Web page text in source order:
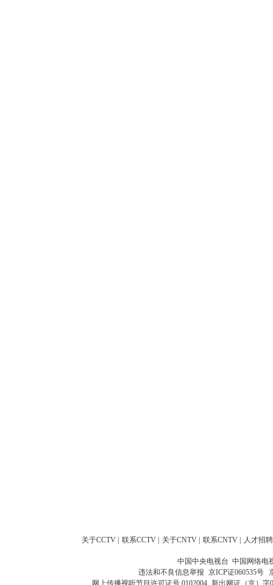
关于CCTV 联系CCTV 关于CNTV 联系CNTV 人才招聘
中国中央电视台 中国网络电
违法和不良信息举报 京ICP证060535号
网上传播视听节目许可证号 0102004 新出网证（京）